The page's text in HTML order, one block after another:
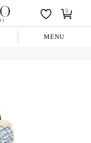
0
MENU